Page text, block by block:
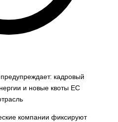
кадровый
и новые квоты ЕС
компании фиксируют